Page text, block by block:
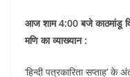
आज शाम 4:00 बजे काठमांडू
मणि का व्याख्यान :
‘हिन्दी पत्रकारिता सप्ताह’